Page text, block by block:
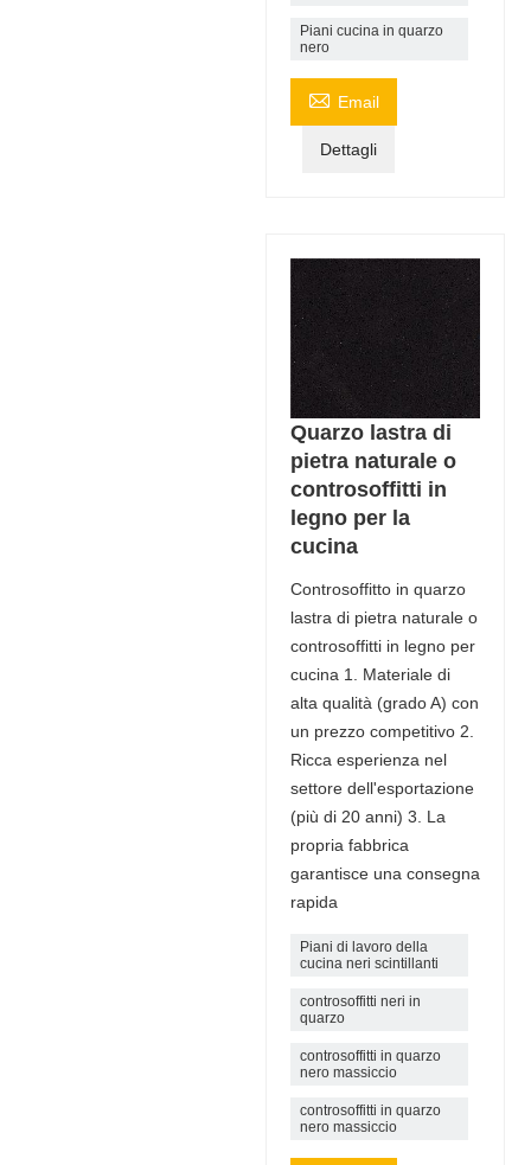
Piani cucina in quarzo
nero
 Email
Dettagli
Quarzo lastra di
pietra naturale o
controsoffitti in
legno per la
cucina
Controsoffitto in quarzo
lastra di pietra naturale o
controsoffitti in legno per
cucina 1. Materiale di
alta qualità (grado A) con
un prezzo competitivo 2.
Ricca esperienza nel
settore dell'esportazione
(più di 20 anni) 3. La
propria fabbrica
garantisce una consegna
rapida
Piani di lavoro della
cucina neri scintillanti
controsoffitti neri in
quarzo
controsoffitti in quarzo
nero massiccio
controsoffitti in quarzo
nero massiccio